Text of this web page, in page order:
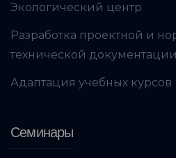
Экологический центр
Разработка проектной и
технической документации
Адаптация учебных курсов
Семинары